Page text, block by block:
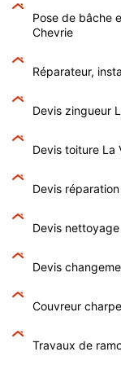
Pose de bâche
Chevrie
Réparateur,
Devis zingueur
Devis toiture La
Devis
Devis
Devis
Couvreur
Travaux de